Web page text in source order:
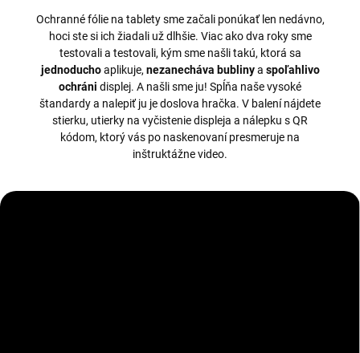
Ochranné fólie na tablety sme začali ponúkať len nedávno,
hoci ste si ich žiadali už dlhšie. Viac ako dva roky sme
testovali a testovali, kým sme našli takú, ktorá sa
jednoduchoaplikuje, nezanecháva bublinya spoľahlivo
ochráni displej. A našli sme ju! Spĺňa naše vysoké
štandardy a nalepiť ju je doslova hračka. V balení nájdete
stierku, utierky na vyčistenie displeja a nálepku s QR
kódom, ktorý vás po naskenovaní presmeruje na
inštruktážne video.